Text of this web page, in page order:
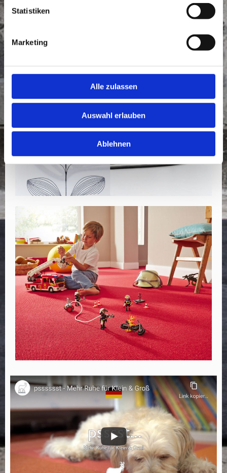
Statistiken
Marketing
Alle zulassen
Auswahl erlauben
Ablehnen